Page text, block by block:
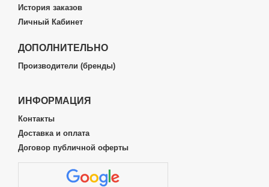
История заказов
Личный Кабинет
ДОПОЛНИТЕЛЬНО
Производители (бренды)
ИНФОРМАЦИЯ
Контакты
Доставка и оплата
Договор публичной оферты